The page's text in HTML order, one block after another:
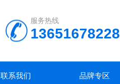
服务热线
13651678228
联系我们 品牌专区